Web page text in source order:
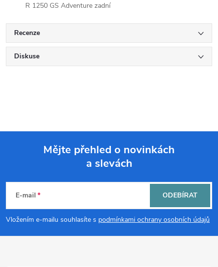
R 1250 GS Adventure zadní
Recenze
Diskuse
p
a
Mějte přehled o novinkách
a slevách
E-mail
Vložením e-mailu souhlasíte s podmínkami ochrany osobních údajů
ODEBÍRAT